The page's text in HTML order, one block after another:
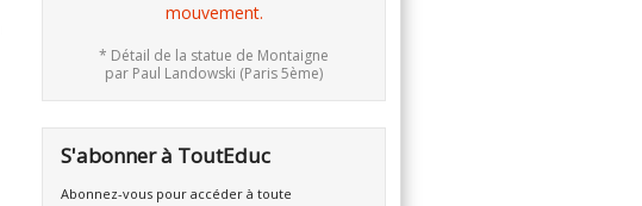
mouvement.
* Détail de la statue de Montaigne
par Paul Landowski (Paris 5ème)
S'abonner à ToutEduc
Abonnez-vous pour accéder à toute